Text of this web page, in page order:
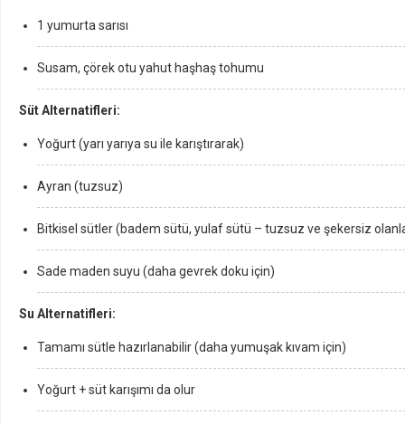
1 yumurta sarısı
Susam, çörek otu yahut haşhaş tohumu
Süt Alternatifleri:
Yoğurt (yarı yarıya su ile karıştırarak)
Ayran (tuzsuz)
Bitkisel sütler (badem sütü, yulaf sütü – tuzsuz ve şekersiz
Sade maden suyu (daha gevrek doku için)
Su Alternatifleri:
Tamamı sütle hazırlanabilir (daha yumuşak kıvam için)
Yoğurt + süt karışımı da olur